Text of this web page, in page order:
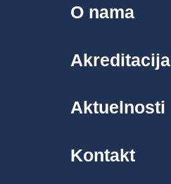
O nama
Akreditacija
Aktuelnosti
Kontakt